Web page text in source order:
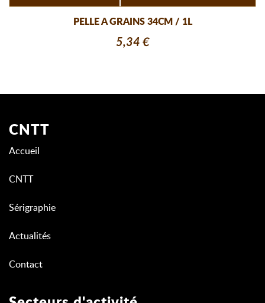
PELLE A GRAINS 34CM / 1L
5,34 €
CNTT
Accueil
CNTT
Sérigraphie
Actualités
Contact